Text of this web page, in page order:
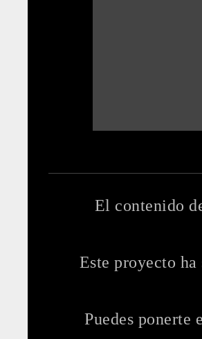
El contenido
Este proyecto
Puedes